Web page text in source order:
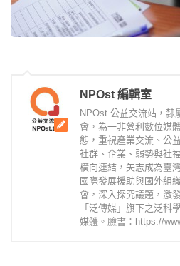
NPOst 編輯室
NPOst 公益交流站，隸
會，為一非營利數位媒
態，重視產業交流、公
社群、企業、弱勢與社
橫向連結，矢志成為臺
國際發展援助與國外組
會，深入探究議題，激
「泛傳媒」旗下之泛科
媒體。臉書：https://